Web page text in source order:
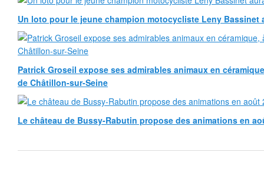
Un loto pour le jeune champion motocycliste Leny Bassinet
Patrick Groseil expose ses admirables animaux en
de Châtillon-sur-Seine
Le château de Bussy-Rabutin propose des animations en